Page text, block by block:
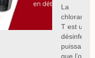
La
chloramine
T est un
puissant
que l’on